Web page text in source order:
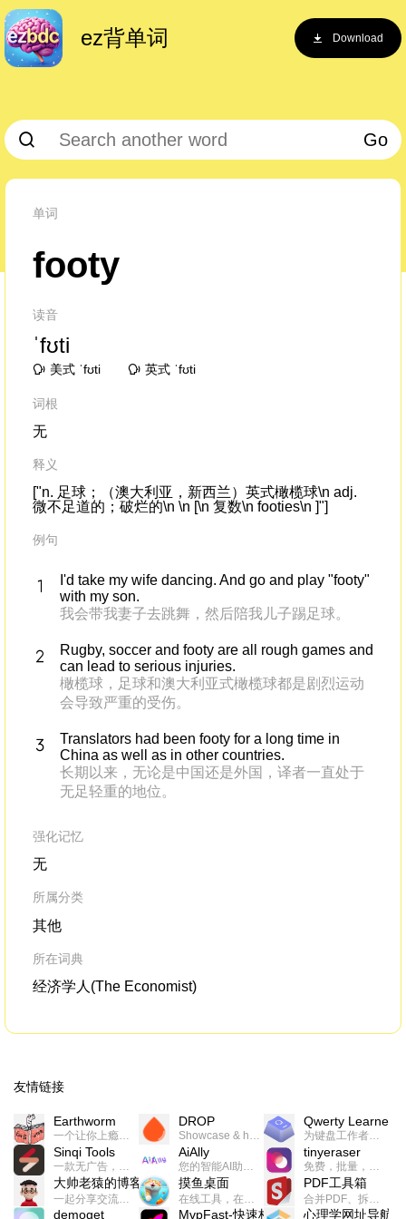
ez背单词 Download
Go
单词
footy
读音
ˈfʊti
美式 ˈfʊti 英式 ˈfʊti
词根
无
释义
["n. 足球；（澳大利亚，新西兰）英式橄榄球\n adj.
微不足道的；破烂的\n \n [\n 复数\n footies\n ]"]
例句
I'd take my wife dancing. And go and play "footy"
with my son.
我会带我妻子去跳舞，然后陪我儿子踢足球。
Rugby, soccer and footy are all rough games and
can lead to serious injuries.
橄榄球，足球和澳大利亚式橄榄球都是剧烈运动
会导致严重的受伤。
Translators had been footy for a long time in
China as well as in other countries.
长期以来，无论是中国还是外国，译者一直处于
无足轻重的地位。
强化记忆
无
所属分类
其他
所在词典
经济学人(The Economist)
友情链接
Earthworm
一个让你上瘾的英语学习工具，使用 连词成句 、 i + 1 、 以终为始等学习理论来帮助你习得英语，通过不断的重复形成肌肉记忆，最重要的是 游戏化 的形式让学习英语从此不再痛苦
DROP
Showcase & host your work in extraordinary ways.不限速文件分享，托管，建站平台
Qwerty Learner
为键盘工作者设计的单词与肌肉记忆锻炼软件
Sinqi Tools
一款无广告，界面清爽的神奇在线小工具集合，范围包括但不限于：开发，设计，日常生活等
AiAlly
您的智能AI助手解决方案。提供24/7全天候的高效虚拟员工服务，助力个人和组织提升生产力、激发创新潜能。
tinyeraser
免费，批量，快速，一键换背景的桌面软件
大帅老猿的博客
一起分享交流生活学习，出海赚钱，编程技术，远程工作，优秀产品等相关话题。希望大家都能有所收获。
摸鱼桌面
在线工具，在线游戏，电影，小说各种有趣的资源这里都有
PDF工具箱
合并PDF、拆分PDF、旋转PDF、裁剪PDF、转换PDF、加密PDF、解密PDF、PDF加水印等多种PDF处理功能
demoget MvpFast-快速构建网站应用心理学网址导航